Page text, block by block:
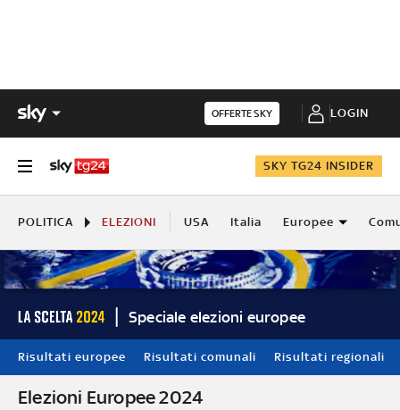
OFFERTE SKY LOGIN
SKY TG24 INSIDER
POLITICA ELEZIONI USA Italia Europee
Speciale elezioni europee
Risultati europee Risultati comunali Risultati regionali
Elezioni Europee 2024